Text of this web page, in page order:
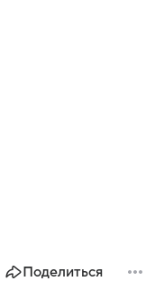
Поделиться